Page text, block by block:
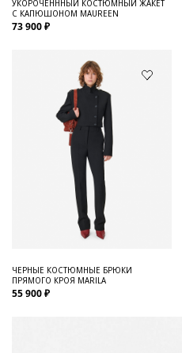
УКОРОЧЕНННЫЙ КОСТЮМНЫЙ ЖАКЕТ
С КАПЮШОНОМ MAUREEN
73 900 ₽
ЧЕРНЫЕ КОСТЮМНЫЕ БРЮКИ
ПРЯМОГО КРОЯ MARILA
55 900 ₽